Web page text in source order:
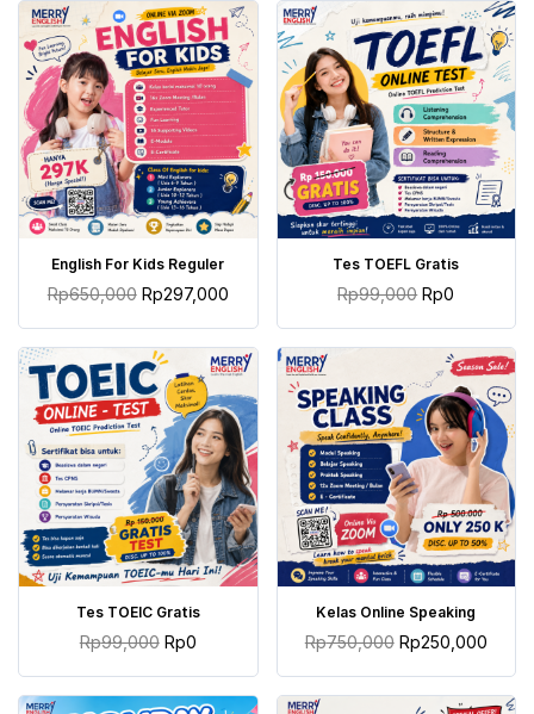
TAMBAH KE KERANJANG
English For Kids Reguler
Rp650,000 Rp297,000
TAMBAH KE KERANJANG
Tes TOEFL Gratis
Rp99,000 Rp0
TAMBAH KE KERANJANG
Tes TOEIC Gratis
Rp99,000 Rp0
TAMBAH KE KERANJANG
Kelas Online Speaking
Rp750,000 Rp250,000